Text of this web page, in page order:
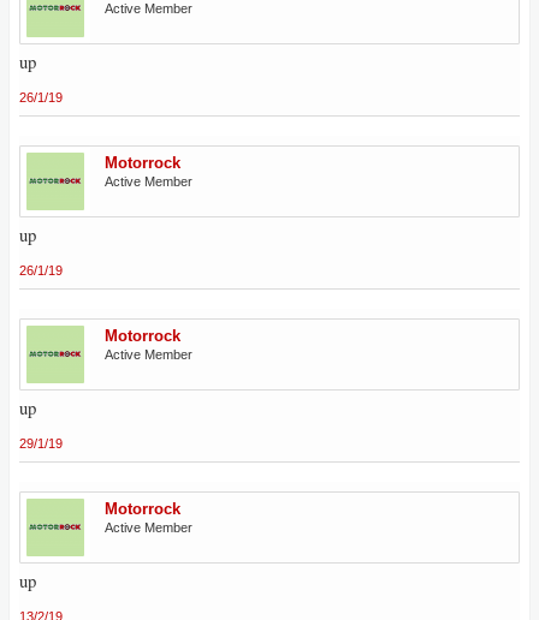
Active Member
up
26/1/19
Motorrock
Active Member
up
26/1/19
Motorrock
Active Member
up
29/1/19
Motorrock
Active Member
up
13/2/19